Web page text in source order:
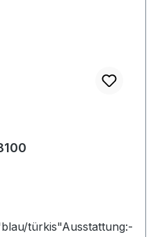
türkis"Ausstattung:-